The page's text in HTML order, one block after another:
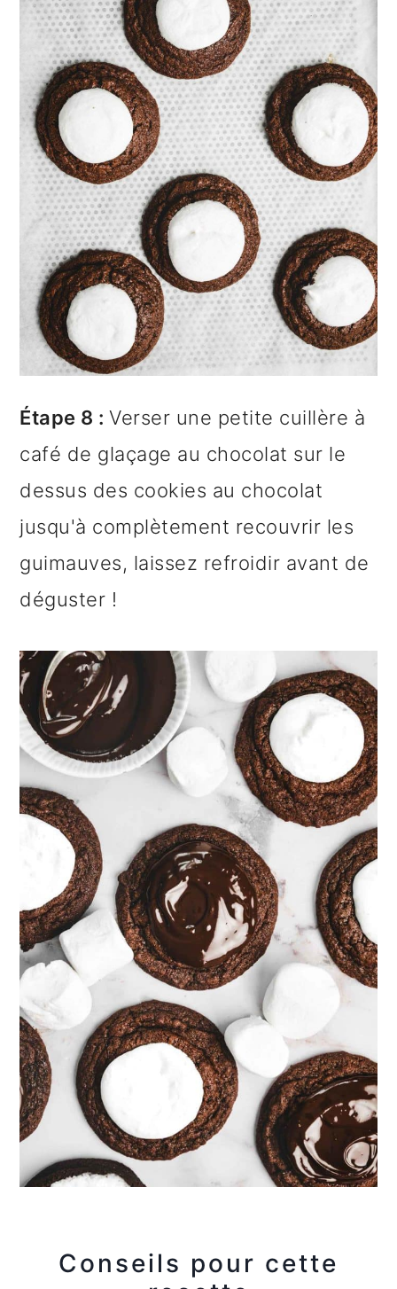
Étape 8 :Verser une petite cuillère à
café de glaçage au chocolat sur le
dessus des cookies au chocolat
jusqu'à complètement recouvrir les
guimauves, laissez refroidir avant de
déguster !
Conseils pour cette